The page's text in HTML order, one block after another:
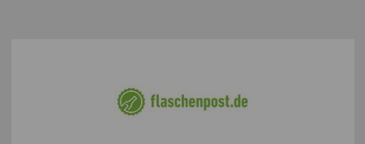
geringfügige Beschäftigung / Minijob
Berufseinstieg / Trainee